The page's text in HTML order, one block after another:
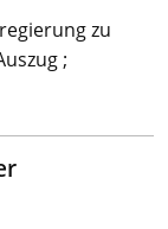
zu
;